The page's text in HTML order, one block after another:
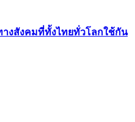
งสังคมที่ทั้งไทยทั่วโลกใช้กัน